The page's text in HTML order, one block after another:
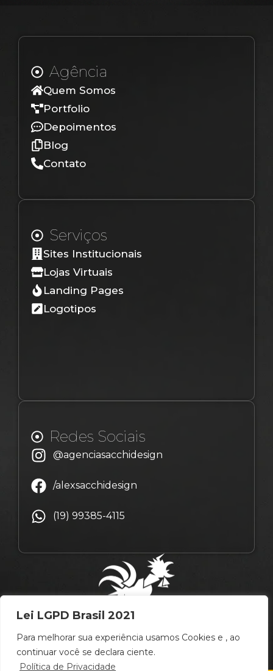
Lei LGPD Brasil 2021
Para melhorar sua experiência usamos Cookies e , ao
continuar você se declara ciente.
Política de Privacidade
Agência
Quem Somos
Portfolio
Depoimentos
Blog
Contato
Serviços
Sites Institucionais
Lojas Virtuais
Landing Pages
Logotipos
Redes Sociais
@agenciasacchidesign
/alexsacchidesign
(19) 99385-4115